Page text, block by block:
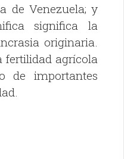
de Venezuela; y
significa la
originaria.
fertilidad agrícola
de importantes